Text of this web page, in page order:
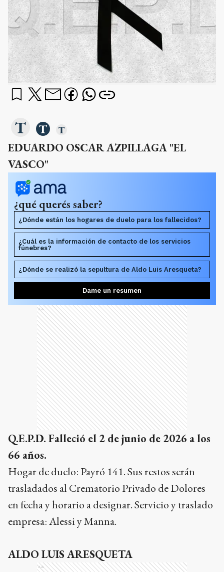
EDUARDO OSCAR AZPILLAGA "EL
VASCO"
¿qué querés saber?
¿Dónde están los hogares de duelo para los fallecidos?
¿Cuál es la información de contacto de los servicios
fúnebres?
¿Dónde se realizó la sepultura de Aldo Luis Aresqueta?
Dame un resumen
Ads
Q.E.P.D. Falleció el 2 de junio de 2026 a los
66 años.
Hogar de duelo: Payró 141. Sus restos serán
trasladados al Crematorio Privado de Dolores
en fecha y horario a designar. Servicio y traslado
empresa: Alessi y Manna.
ALDO LUIS ARESQUETA
Ads